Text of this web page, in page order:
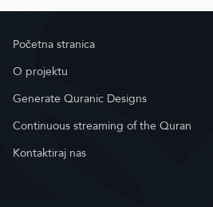
Početna stranica
O projektu
Generate Quranic Designs
Continuous streaming of the Quran
Kontaktiraj nas